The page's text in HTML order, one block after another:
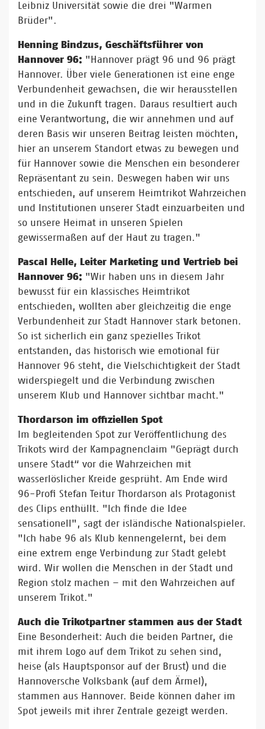
Leibniz Universität sowie die drei "Warmen
Brüder".
Henning Bindzus, Geschäftsführer von
Hannover 96: "Hannover prägt 96 und 96 prägt
Hannover. Über viele Generationen ist eine enge
Verbundenheit gewachsen, die wir herausstellen
und in die Zukunft tragen. Daraus resultiert auch
eine Verantwortung, die wir annehmen und auf
deren Basis wir unseren Beitrag leisten möchten,
hier an unserem Standort etwas zu bewegen und
für Hannover sowie die Menschen ein besonderer
Repräsentant zu sein. Deswegen haben wir uns
entschieden, auf unserem Heimtrikot Wahrzeichen
und Institutionen unserer Stadt einzuarbeiten und
so unsere Heimat in unseren Spielen
gewissermaßen auf der Haut zu tragen."
Pascal Helle, Leiter Marketing und Vertrieb bei
Hannover 96: "Wir haben uns in diesem Jahr
bewusst für ein klassisches Heimtrikot
entschieden, wollten aber gleichzeitig die enge
Verbundenheit zur Stadt Hannover stark betonen.
So ist sicherlich ein ganz spezielles Trikot
entstanden, das historisch wie emotional für
Hannover 96 steht, die Vielschichtigkeit der Stadt
widerspiegelt und die Verbindung zwischen
unserem Klub und Hannover sichtbar macht."
Thordarson im offiziellen Spot
Im begleitenden Spot zur Veröffentlichung des
Trikots wird der Kampagnenclaim "Geprägt durch
unsere Stadt“ vor die Wahrzeichen mit
wasserlöslicher Kreide gesprüht. Am Ende wird
96-Profi Stefan Teitur Thordarson als Protagonist
des Clips enthüllt. "Ich finde die Idee
sensationell", sagt der isländische Nationalspieler.
"Ich habe 96 als Klub kennengelernt, bei dem
eine extrem enge Verbindung zur Stadt gelebt
wird. Wir wollen die Menschen in der Stadt und
Region stolz machen – mit den Wahrzeichen auf
unserem Trikot."
Auch die Trikotpartner stammen aus der Stadt
Eine Besonderheit: Auch die beiden Partner, die
mit ihrem Logo auf dem Trikot zu sehen sind,
heise (als Hauptsponsor auf der Brust) und die
Hannoversche Volksbank (auf dem Ärmel),
stammen aus Hannover. Beide können daher im
Spot jeweils mit ihrer Zentrale gezeigt werden.